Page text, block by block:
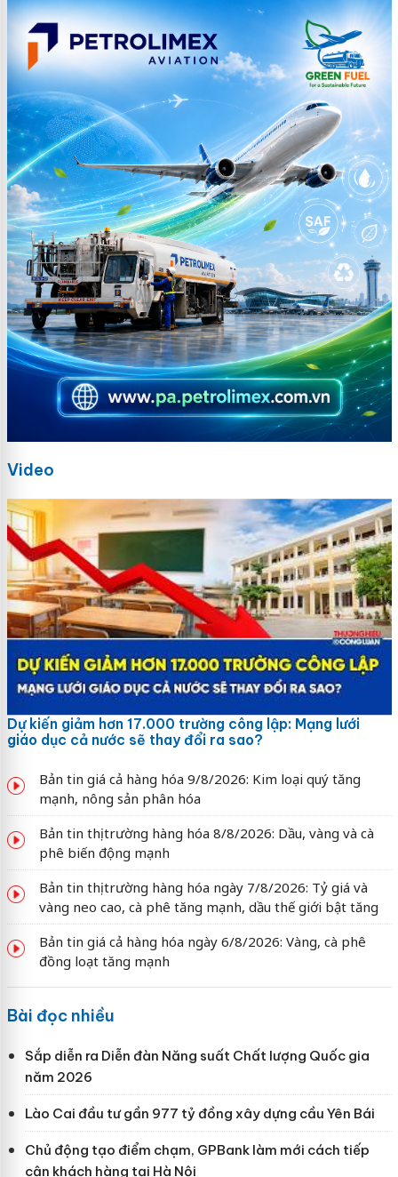
Video
Dự kiến giảm hơn 17.000 trường công lập: Mạng lưới
giáo dục cả nước sẽ thay đổi ra sao?
Bản tin giá cả hàng hóa 9/8/2026: Kim loại quý tăng
mạnh, nông sản phân hóa
Bản tin thị trường hàng hóa 8/8/2026: Dầu, vàng và cà
phê biến động mạnh
Bản tin thị trường hàng hóa ngày 7/8/2026: Tỷ giá và
vàng neo cao, cà phê tăng mạnh, dầu thế giới bật tăng
Bản tin giá cả hàng hóa ngày 6/8/2026: Vàng, cà phê
đồng loạt tăng mạnh
Bài đọc nhiều
Sắp diễn ra Diễn đàn Năng suất Chất lượng Quốc gia
năm 2026
Lào Cai đầu tư gần 977 tỷ đồng xây dựng cầu Yên Bái
Chủ động tạo điểm chạm, GPBank làm mới cách tiếp
cận khách hàng tại Hà Nội